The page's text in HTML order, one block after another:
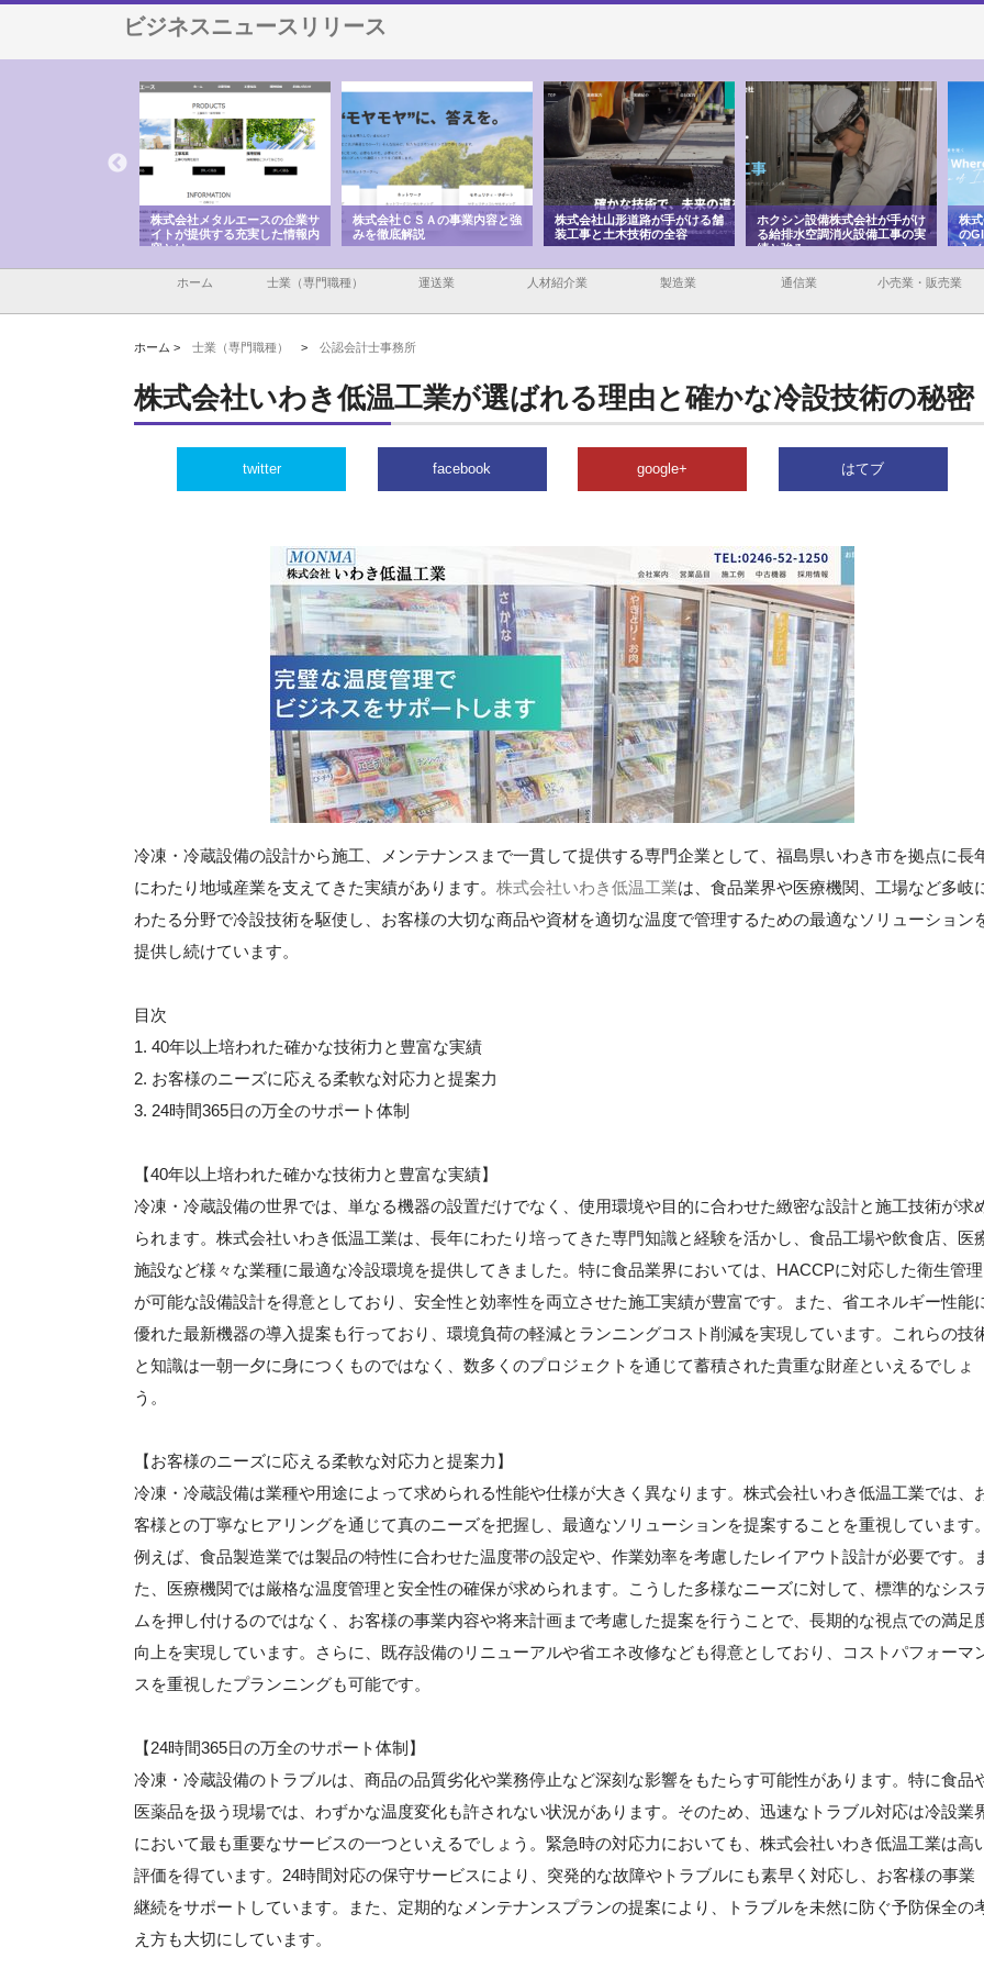
ビジネスニュースリリース
株式会社ＣＳＡの事業内容と強
みを徹底解説
株式会社山形道路が手がける舗
装工事と土木技術の全容
ホクシン設備株式会社が手がけ
る給排水空調消火設備工事の実
績と強み
株式会社東京シー・エム・シー
のGISインフラ管理システム導
入メリット
株
か
由
ホーム 士業（専門職種） 運送業 人材紹介業 製造業 通信業 小売業・販売業
ホーム > 士業（専門職種） > 公認会計士事務所
株式会社いわき低温工業が選ばれる理由と確かな冷設技術の秘密
twitter facebook google+ はてブ
冷凍・冷蔵設備の設計から施工、メンテナンスまで一貫して提供する専門企業として、福島県いわき市を拠点に長
にわたり地域産業を支えてきた実績があります。 株式会社いわき低温工業は、食品業界や医療機関、工場など多岐
わたる分野で冷設技術を駆使し、お客様の大切な商品や資材を適切な温度で管理するための最適なソリューション
提供し続けています。
目次
1. 40年以上培われた確かな技術力と豊富な実績
2. お客様のニーズに応える柔軟な対応力と提案力
3. 24時間365日の万全のサポート体制
【40年以上培われた確かな技術力と豊富な実績】
冷凍・冷蔵設備の世界では、単なる機器の設置だけでなく、使用環境や目的に合わせた緻密な設計と施工技術が求
られます。株式会社いわき低温工業は、長年にわたり培ってきた専門知識と経験を活かし、食品工場や飲食店、医
施設など様々な業種に最適な冷設環境を提供してきました。特に食品業界においては、HACCPに対応した衛生管理
が可能な設備設計を得意としており、安全性と効率性を両立させた施工実績が豊富です。また、省エネルギー性能
優れた最新機器の導入提案も行っており、環境負荷の軽減とランニングコスト削減を実現しています。これらの技
と知識は一朝一夕に身につくものではなく、数多くのプロジェクトを通じて蓄積された貴重な財産といえるでしょ
う。
【お客様のニーズに応える柔軟な対応力と提案力】
冷凍・冷蔵設備は業種や用途によって求められる性能や仕様が大きく異なります。株式会社いわき低温工業では、
客様との丁寧なヒアリングを通じて真のニーズを把握し、最適なソリューションを提案することを重視しています。
例えば、食品製造業では製品の特性に合わせた温度帯の設定や、作業効率を考慮したレイアウト設計が必要です。
た、医療機関では厳格な温度管理と安全性の確保が求められます。こうした多様なニーズに対して、標準的なシス
ムを押し付けるのではなく、お客様の事業内容や将来計画まで考慮した提案を行うことで、長期的な視点での満足
向上を実現しています。さらに、既存設備のリニューアルや省エネ改修なども得意としており、コストパフォーマ
スを重視したプランニングも可能です。
【24時間365日の万全のサポート体制】
冷凍・冷蔵設備のトラブルは、商品の品質劣化や業務停止など深刻な影響をもたらす可能性があります。特に食品
医薬品を扱う現場では、わずかな温度変化も許されない状況があります。そのため、迅速なトラブル対応は冷設業
において最も重要なサービスの一つといえるでしょう。緊急時の対応力においても、株式会社いわき低温工業は高
評価を得ています。24時間対応の保守サービスにより、突発的な故障やトラブルにも素早く対応し、お客様の事業
継続をサポートしています。また、定期的なメンテナンスプランの提案により、トラブルを未然に防ぐ予防保全の
え方も大切にしています。